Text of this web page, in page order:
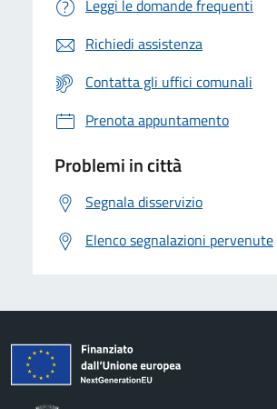
Leggi le domande frequenti
Richiedi assistenza
Contatta gli uffici comunali
Prenota appuntamento
Problemi in città
Segnala disservizio
Elenco segnalazioni pervenute